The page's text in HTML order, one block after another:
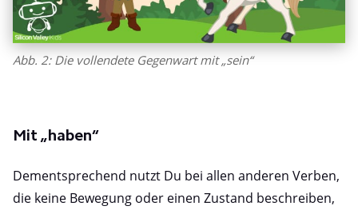
Abb. 2: Die vollendete Gegenwart mit „sein“
Mit „haben“
Dementsprechend nutzt Du bei allen anderen Verben,
die keine Bewegung oder einen Zustand beschreiben,